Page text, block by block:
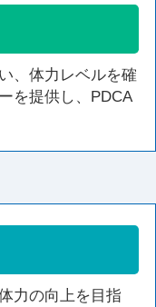
、体力レベルを確
を提供し、PDCA
力の向上を目指